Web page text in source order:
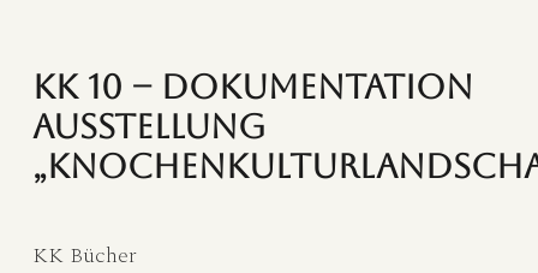
KK 10 – Dokumentation
Ausstellung
KK Bücher